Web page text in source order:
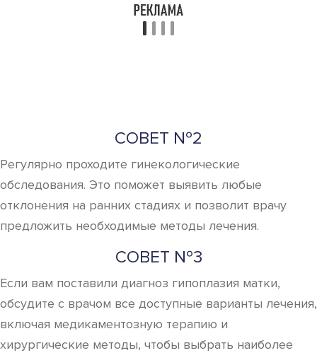
СОВЕТ №2
Регулярно проходите гинекологические
обследования. Это поможет выявить любые
отклонения на ранних стадиях и позволит врачу
предложить необходимые методы лечения.
СОВЕТ №3
Если вам поставили диагноз гипоплазия матки,
обсудите с врачом все доступные варианты лечения,
включая медикаментозную терапию и
хирургические методы, чтобы выбрать наиболее